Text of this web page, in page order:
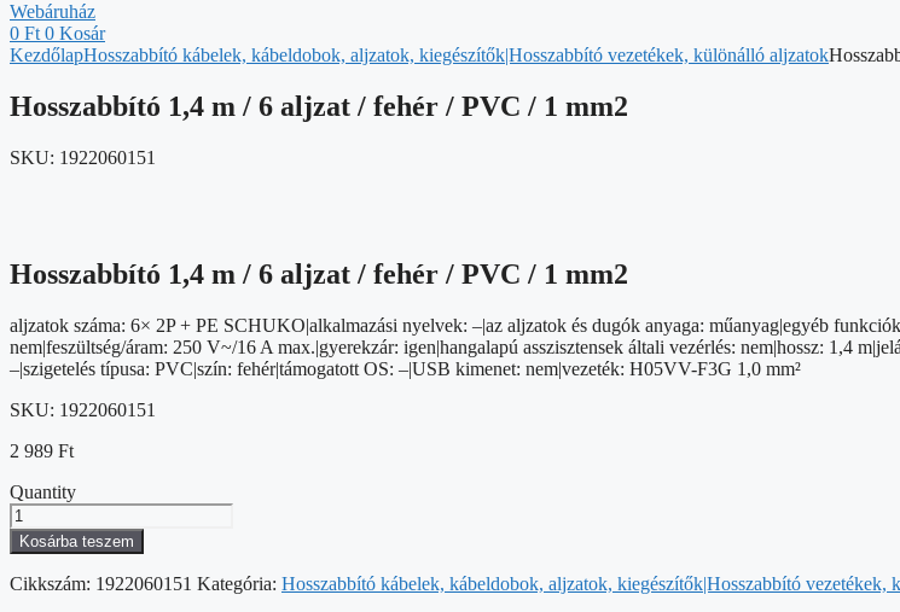
Webáruház
0 Ft 0 Kosár
KezdőlapHosszabbító kábelek, kábeldobok, aljzatok, kiegészítők|Hosszabbító vezetékek, különálló aljzatok
Hosszabbító 1,4 m / 6 aljzat / fehér / PVC / 1 mm2
SKU: 1922060151
Hosszabbító 1,4 m / 6 aljzat / fehér / PVC / 1 mm2
aljzatok száma: 6× 2P + PE SCHUKO|alkalmazási nyelvek: –|az aljzatok és dugók anyaga: műanyag|egyéb
nem|feszültség/áram: 250 V~/16 A max.|gyerekzár: igen|hangalapú asszisztensek általi vezérlés: nem|hossz: 1,4
–|szigetelés típusa: PVC|szín: fehér|támogatott OS: –|USB kimenet: nem|vezeték: H05VV-F3G 1,0 mm²
SKU: 1922060151
2 989 Ft
Quantity
Hosszabbító
1,4
m
/
Kosárba teszem
Cikkszám: 1922060151 Kategória: Hosszabbító kábelek, kábeldobok, aljzatok, kiegészítők|Hosszabbító vezetékek,